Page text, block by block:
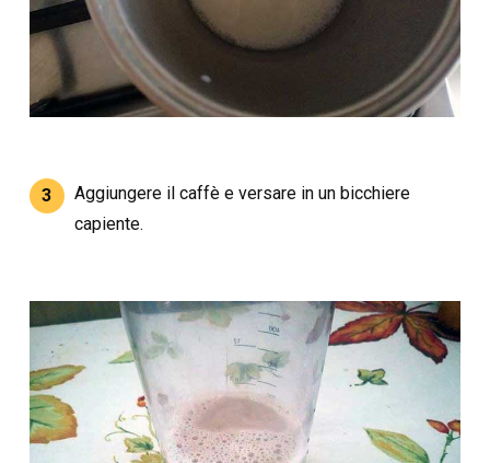
3
Aggiungere il caffè e versare in un bicchiere
capiente.